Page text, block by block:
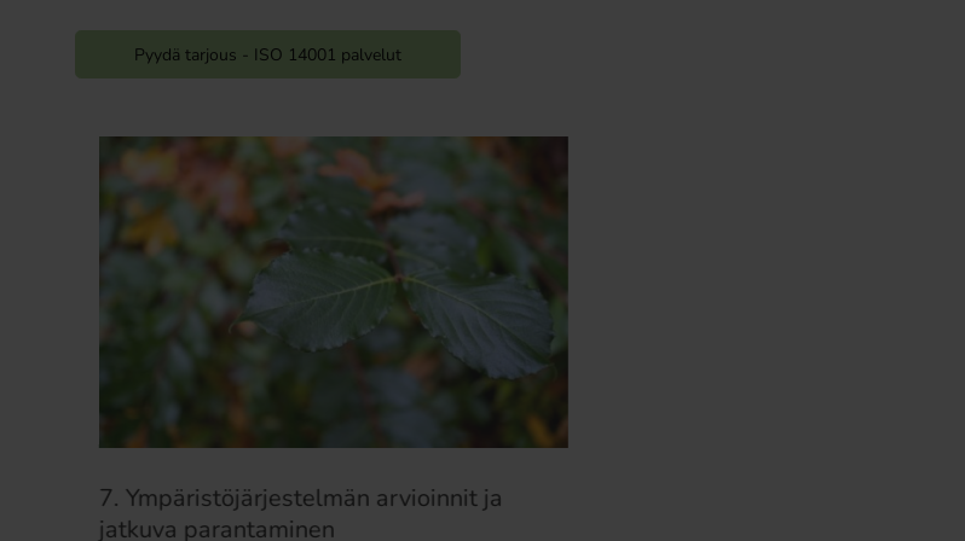
Pyydä tarjous - ISO 14001 palvelut
7. Ympäristöjärjestelmän arvioinnit ja
jatkuva parantaminen